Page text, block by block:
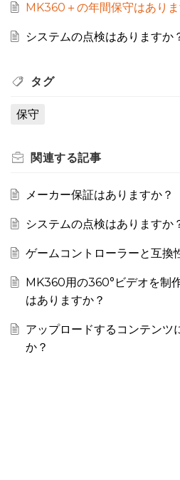
MK360＋の年間保守はありま
システムの点検はありますか
タグ
保守
関連する記事
メーカー保証はありますか？
システムの点検はありますか
ゲームコントローラーと互換
MK360用の360°ビデオを制
はありますか？
アップロードするコンテンツ
か？